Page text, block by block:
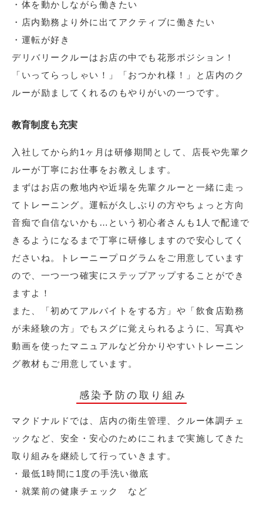
・体を動かしながら働きたい
・店内勤務より外に出てアクティブに働きたい
・運転が好き
デリバリークルーはお店の中でも花形ポジション！
「いってらっしゃい！」「おつかれ様！」と店内のク
ルーが励ましてくれるのもやりがいの一つです。
教育制度も充実
入社してから約1ヶ月は研修期間として、店長や先輩ク
ルーが丁寧にお仕事をお教えします。
まずはお店の敷地内や近場を先輩クルーと一緒に走っ
てトレーニング。運転が久しぶりの方やちょっと方向
音痴で自信ないかも…という初心者さんも1人で配達で
きるようになるまで丁寧に研修しますので安心してく
ださいね。トレーニープログラムをご用意しています
ので、一つ一つ確実にステップアップすることができ
ますよ！
また、「初めてアルバイトをする方」や「飲食店勤務
が未経験の方」でもスグに覚えられるように、写真や
動画を使ったマニュアルなど分かりやすいトレーニン
グ教材もご用意しています。
感染予防の取り組み
マクドナルドでは、店内の衛生管理、クルー体調チェ
ックなど、安全・安心のためにこれまで実施してきた
取り組みを継続して行っていきます。
・最低1時間に1度の手洗い徹底
・就業前の健康チェック など